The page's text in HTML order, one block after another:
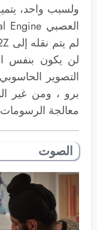
لن يكون بنفس
برو ، ومن غير
معالجة الرسومات Metal مثل التي في A13 أيضًا.
الصوت